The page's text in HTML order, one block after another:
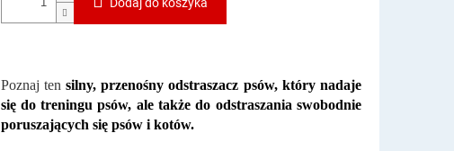
Dodaj do koszyka
Poznaj ten silny, przenośny odstraszacz psów, który nadaje
się do treningu psów, ale także do odstraszania swobodnie
poruszających się psów i kotów.